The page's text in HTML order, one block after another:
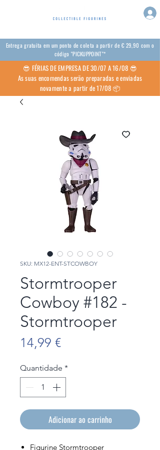
Entrega gratuita em um ponto de coleta a partir de € 29,90 com o
código "PICKUPPOINT"*
😎 FÉRIAS DE EMPRESA DE 30/07 A 16/08 😎
As suas encomendas serão preparadas e enviadas
novamente a partir de 17/08 📦
SKU: MX12-ENT-STCOWBOY
Stormtrooper
Cowboy #182 -
Stormtrooper
14,99 €Preço
Quantidade *
Adicionar ao carrinho
Figurine Stormtrooper